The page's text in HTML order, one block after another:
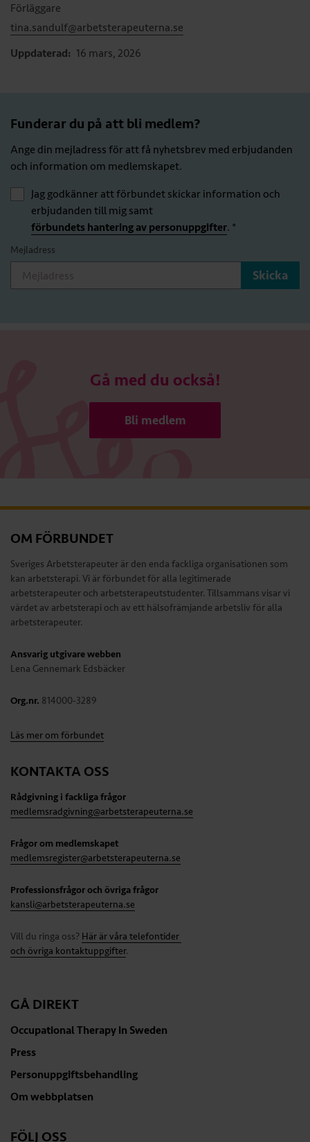
Förläggare
tina.sandulf@arbetsterapeuterna.se
Uppdaterad: 16 mars, 2026
Funderar du på att bli medlem?
Ange din mejladress för att få nyhetsbrev med erbjudanden
och information om medlemskapet.
Jag godkänner att förbundet skickar information och
erbjudanden till mig samt
förbundets hantering av personuppgifter. *
Mejladress
Gå med du också!
Bli medlem
OM FÖRBUNDET
Sveriges Arbetsterapeuter är den enda fackliga organisationen som
kan arbetsterapi. Vi är förbundet för alla legitimerade
arbetsterapeuter och arbetsterapeutstudenter. Tillsammans visar vi
värdet av arbetsterapi och av ett hälsofrämjande arbetsliv för alla
arbetsterapeuter.
Ansvarig utgivare webben
Lena Gennemark Edsbäcker
Org.nr. 814000-3289
Läs mer om förbundet
KONTAKTA OSS
Rådgivning i fackliga frågor
medlemsradgivning@arbetsterapeuterna.se
Frågor om medlemskapet
medlemsregister@arbetsterapeuterna.se
Professionsfrågor och övriga frågor
kansli@arbetsterapeuterna.se
Vill du ringa oss? Här är våra telefontider
och övriga kontaktuppgifter.
GÅ DIREKT
Occupational Therapy in Sweden
Press
Personuppgiftsbehandling
Om webbplatsen
FÖLJ OSS